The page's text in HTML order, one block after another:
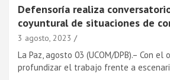
Defensoría realiza
coyuntural de situaciones de
3 agosto, 2023
La Paz, agosto 03 (UCOM/DPB).– Con el
profundizar el trabajo frente a